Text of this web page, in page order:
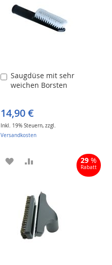
Saugdüse mit sehr
weichen Borsten
14,90 €
Inkl. 19% Steuern,zzgl.
Versandkosten
In
den
ZUR
HINZUFÜGEN
VERGLEICHSLISTE
HINZUFÜGEN
29 %
Rabatt